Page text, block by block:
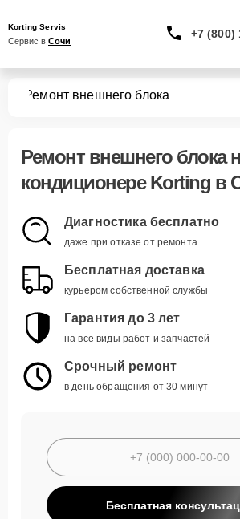
Korting Servis
Сервис в Сочи
+7 (800)
Ремонт внешнего блока
Ремонт внешнего блока
кондиционере Korting в
Диагностика бесплатно
даже при отказе от ремонта
Бесплатная доставка
курьером собственной службы
Гарантия до 3 лет
на все виды работ и запчастей
Срочный ремонт
в день обращения от 30 минут
Бесплатная